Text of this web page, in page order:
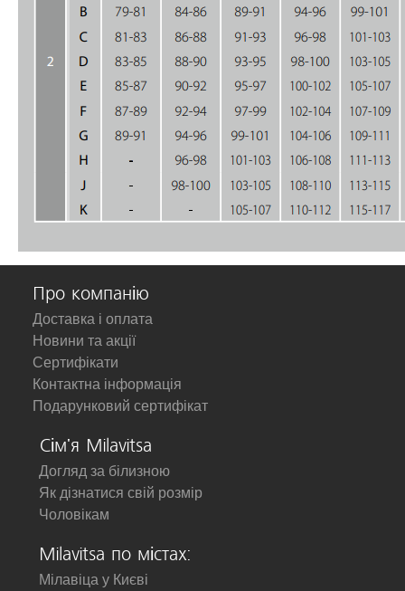
Про компанію
Доставка і оплата
Новини та акції
Сертифікати
Контактна інформація
Подарунковий сертифікат
Сім'я Milavitsa
Догляд за білизною
Як дізнатися свій розмір
Чоловікам
Milavitsa по містах:
Мілавіца у Києві